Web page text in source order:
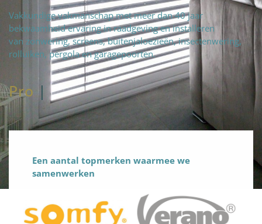
Vakkundige vakmanschap met meer dan 40 jaar
bekwaamheid ervaring in raadgeving en installeren
van zonwering, screens, buitenjaloezieën, insectenwering,
rolluiken, pergola en garagepoorten.
Pro fteam|
Een aantal topmerken waarmee we
samenwerken